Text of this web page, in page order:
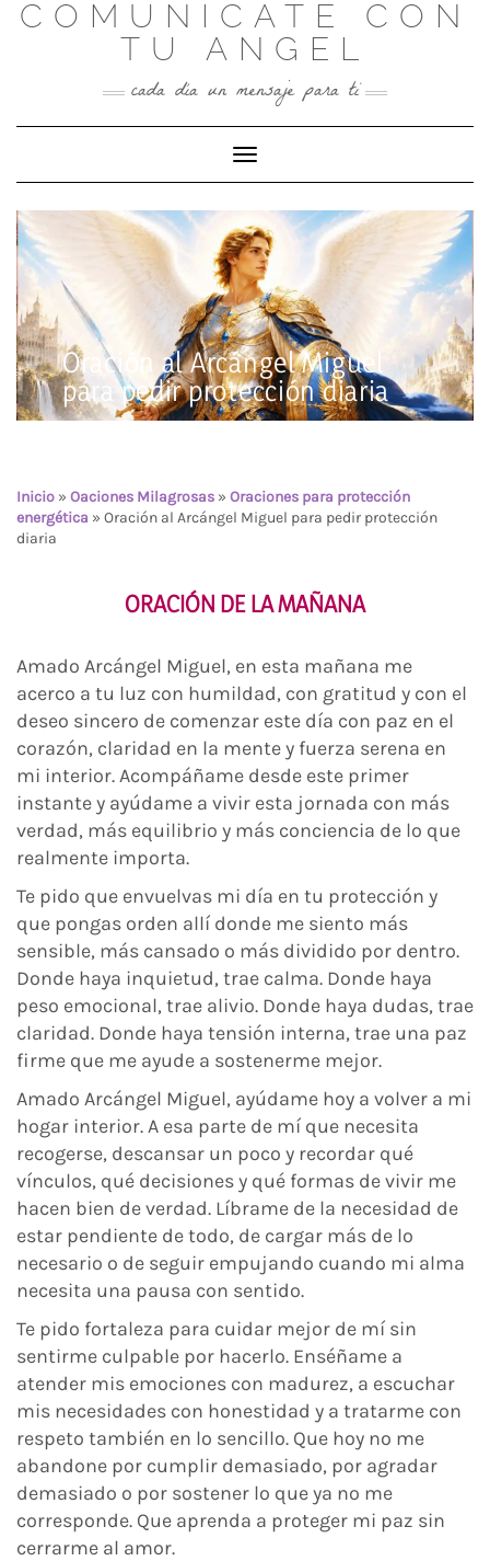
SkipCOMUNICATE CON
TU ANGEL
cada día un mensaje para ti
Toggle Navigation
Oración al Arcángel Miguel
para pedir protección diaria
Inicio » Oaciones Milagrosas » Oraciones para protección
energética » Oración al Arcángel Miguel para pedir protección
diaria
ORACIÓN DE LA MAÑANA
Amado Arcángel Miguel, en esta mañana me
acerco a tu luz con humildad, con gratitud y con el
deseo sincero de comenzar este día con paz en el
corazón, claridad en la mente y fuerza serena en
mi interior. Acompáñame desde este primer
instante y ayúdame a vivir esta jornada con más
verdad, más equilibrio y más conciencia de lo que
realmente importa.
Te pido que envuelvas mi día en tu protección y
que pongas orden allí donde me siento más
sensible, más cansado o más dividido por dentro.
Donde haya inquietud, trae calma. Donde haya
peso emocional, trae alivio. Donde haya dudas, trae
claridad. Donde haya tensión interna, trae una paz
firme que me ayude a sostenerme mejor.
Amado Arcángel Miguel, ayúdame hoy a volver a mi
hogar interior. A esa parte de mí que necesita
recogerse, descansar un poco y recordar qué
vínculos, qué decisiones y qué formas de vivir me
hacen bien de verdad. Líbrame de la necesidad de
estar pendiente de todo, de cargar más de lo
necesario o de seguir empujando cuando mi alma
necesita una pausa con sentido.
Te pido fortaleza para cuidar mejor de mí sin
sentirme culpable por hacerlo. Enséñame a
atender mis emociones con madurez, a escuchar
mis necesidades con honestidad y a tratarme con
respeto también en lo sencillo. Que hoy no me
abandone por cumplir demasiado, por agradar
demasiado o por sostener lo que ya no me
corresponde. Que aprenda a proteger mi paz sin
cerrarme al amor.